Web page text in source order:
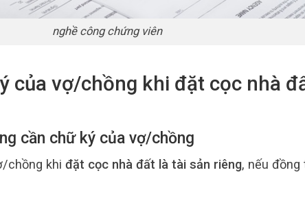
nghề công chứng viên
của vợ/chồng khi đặt cọc nhà
cần chữ ký của vợ/chồng
chồng khi đặt cọc nhà đất là tài sản riêng, nếu đồng